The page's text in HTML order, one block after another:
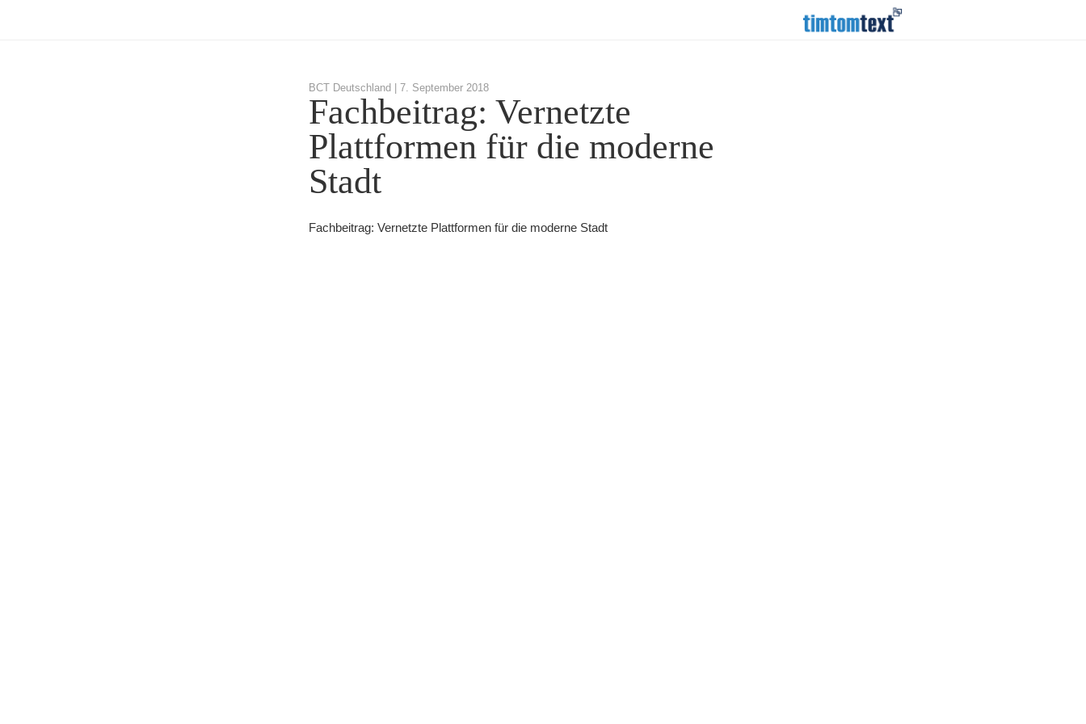
BCT Deutschland | 7. September 2018
Fachbeitrag: Vernetzte
Plattformen für die moderne
Stadt
Fachbeitrag: Vernetzte Plattformen für die moderne Stadt